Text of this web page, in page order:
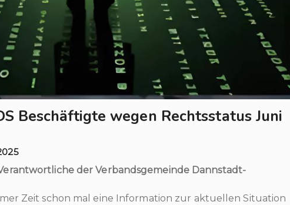
Beschäftigte wegen Rechtsstatus Juni
der Verbandsgemeinde Dannstadt-
Zeit schon mal eine Information zur aktuellen Situation